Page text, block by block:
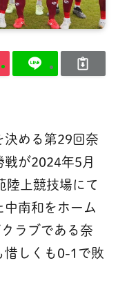
決める第29回奈
が2024年5月
陸上競技場にて
中南和をホーム
ラブである奈
惜しくも0-1で敗